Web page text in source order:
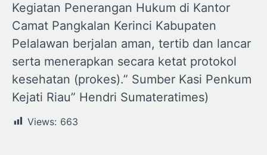
Kegiatan Penerangan Hukum di Kantor
Camat Pangkalan Kerinci Kabupaten
Pelalawan berjalan aman, tertib dan lancar
serta menerapkan secara ketat protokol
kesehatan (prokes).” Sumber Kasi Penkum
Kejati Riau” Hendri Sumateratimes)
Views: 663